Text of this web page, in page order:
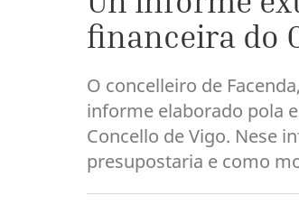
financeira do
O concelleiro de
informe elaborado pola
Concello de Vigo. Nese
presupostaria e como